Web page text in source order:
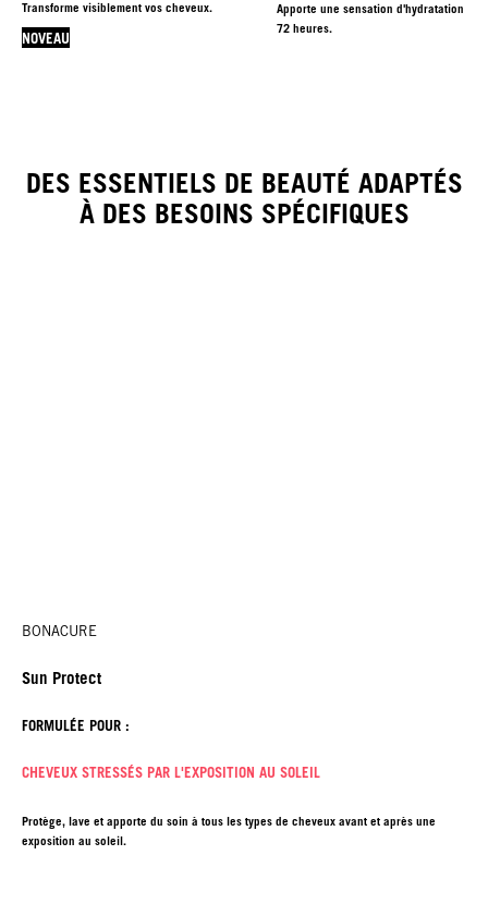
Transforme visiblement vos cheveux.
NOVEAU
Apporte une sensation d'hydratation
72 heures.
DES ESSENTIELS DE BEAUTÉ ADAPTÉS
À DES BESOINS SPÉCIFIQUES
BONACURE
Sun Protect
FORMULÉE POUR :
CHEVEUX STRESSÉS PAR L'EXPOSITION AU SOLEIL
Protège, lave et apporte du soin à tous les types de cheveux avant et après une
exposition au soleil.